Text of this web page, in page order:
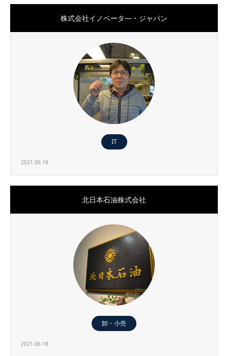
株式会社イノベータ―・ジャパン
IT
2021.06.18
北日本石油株式会社
卸・小売
2021.06.18